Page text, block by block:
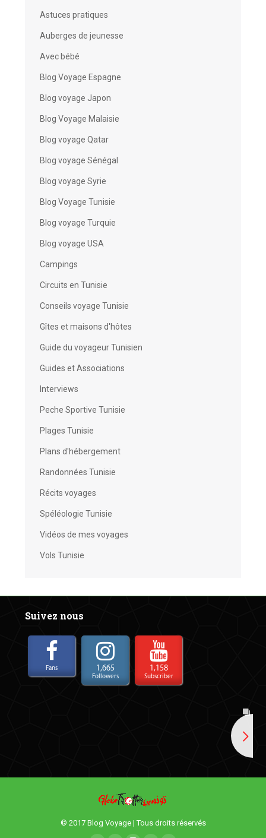
Astuces pratiques
Auberges de jeunesse
Avec bébé
Blog Voyage Espagne
Blog voyage Japon
Blog Voyage Malaisie
Blog voyage Qatar
Blog voyage Sénégal
Blog voyage Syrie
Blog Voyage Tunisie
Blog voyage Turquie
Blog voyage USA
Campings
Circuits en Tunisie
Conseils voyage Tunisie
Gîtes et maisons d'hôtes
Guide du voyageur Tunisien
Guides et Associations
Interviews
Peche Sportive Tunisie
Plages Tunisie
Plans d'hébergement
Randonnées Tunisie
Récits voyages
Spéléologie Tunisie
Vidéos de mes voyages
Vols Tunisie
Suivez nous
Fans 1,665
Followers
1,158
Subscriber
© 2017 Blog Voyage | Tous droits réservés